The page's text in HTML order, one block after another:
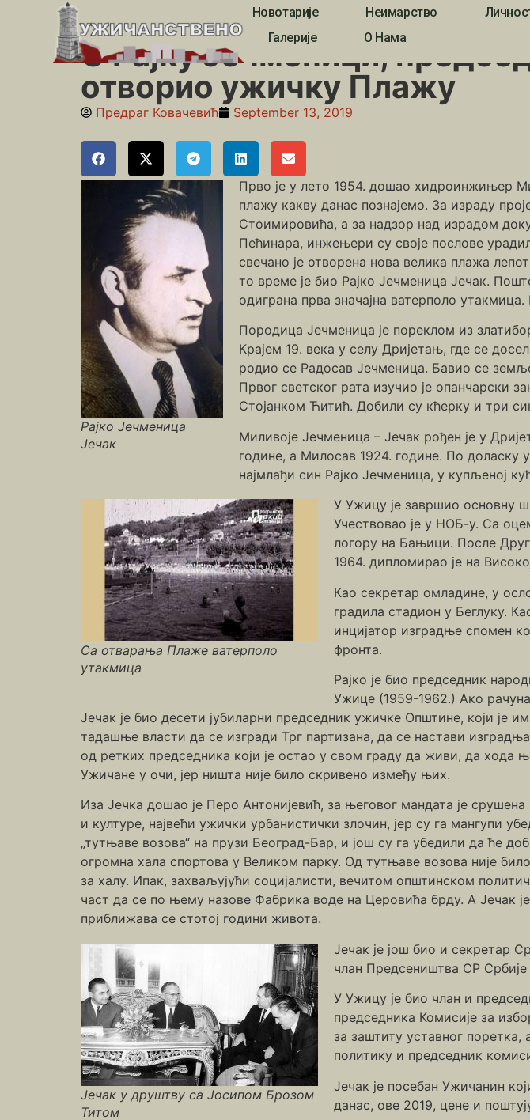
Новотарије Неимарство
Галерије
О Нама
О Рајку Јечменици, председнику општине који је
О Рајку Јечменици,
отворио ужичку Плажу
Предраг Ковачевић September 13, 2019
Рајко Јечменица
Јечак
Прво је у лето 1954. дошао хидроинжињер
плажу какву данас познајемо. За израду
Стоимировића, а за надзор над израдом
Пећинара, инжењери су своје послове
свечано је отворена нова велика плажа
то време је био Рајко Јечменица Јечак.
одиграна прва значајна ватерполо утакмица.
Породица Јечменица је пореклом из
Крајем 19. века у селу Дријетањ, где се
родио се Радосав Јечменица. Бавио се
Првог светског рата изучио је опанчарски
Стојанком Ћитић. Добили су кћерку и три
Миливоје Јечменица – Јечак рођен је у
године, а Милосав 1924. године. По доласку
најмлађи син Рајко Јечменица, у купљеној
Са отварања Плаже ватерполо
утакмица
У Ужицу је завршио основну
Учествовао је у НОБ-у. Са
логору на Бањици. После
1964. дипломирао је на
Као секретар омладине, у
градила стадион у Беглуку.
инцијатор изградње спомен
фронта.
Рајко је био председник
Ужице (1959-1962.) Ако
Јечак је био десети јубиларни председник ужичке Општине, који је
тадашње власти да се изгради Трг партизана, да се настави
од ретких председника који је остао у свом граду да живи, да хода
Ужичане у очи, јер ништа није било скривено између њих.
Иза Јечка дошао је Перо Антонијевић, за његовог мандата је
и културе, највећи ужички урбанистички злочин, јер су га мангупи
„тутњаве возова“ на прузи Београд-Бар, и још су га убедили да ће
огромна хала спортова у Великом парку. Од тутњаве возова није
за халу. Ипак, захваљујући социјалисти, вечитом општинском
част да се по њему назове Фабрика воде на Церовића брду. А Јечак
приближава се стотој години живота.
Јечак у друштву са Јосипом Брозом
Титом
Јечак је још био и секретар
члан Предсеништва СР Србије
У Ужицу је био члан и
председника Комисије за
за заштиту уставног
политику и председник
Јечак је посебан Ужичанин
данас, ове 2019, цене и